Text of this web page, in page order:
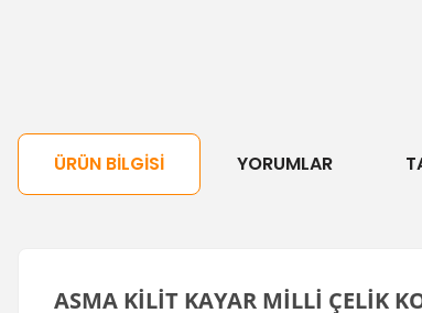
ÜRÜN BILGISI YORUMLAR
ASMA KİLİT KAYAR MİLLİ ÇELİK